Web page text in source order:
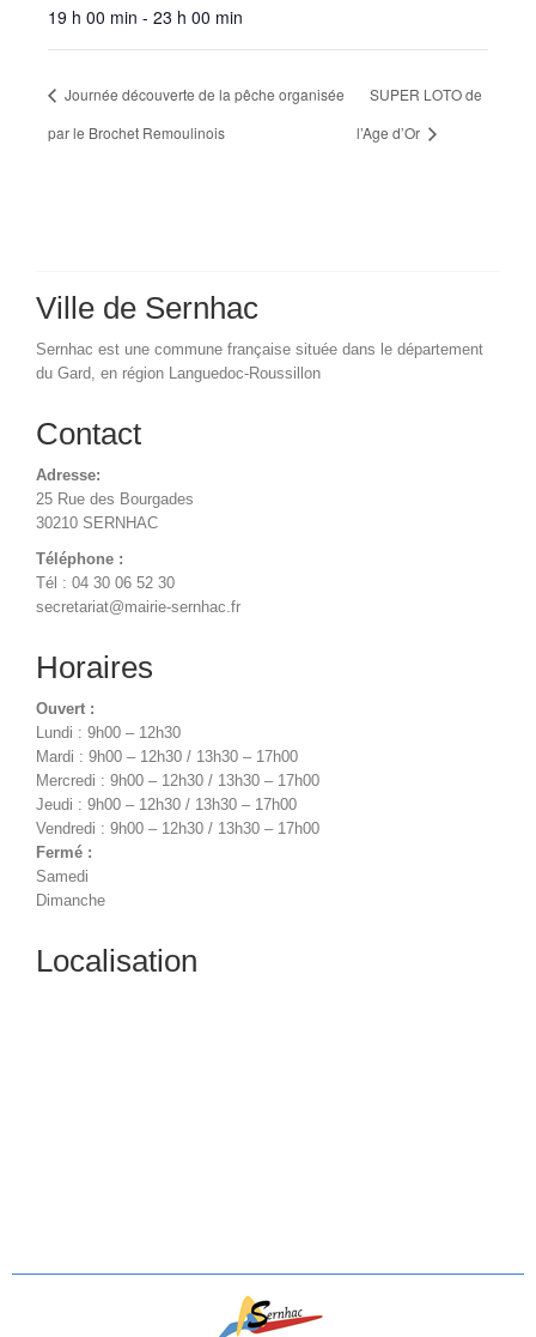
19 h 00 min - 23 h 00 min
Journée découverte de la pêche organisée
par le Brochet Remoulinois
SUPER LOTO de
l’Age d’Or
Ville de Sernhac
Sernhac est une commune française située dans le département
du Gard, en région Languedoc-Roussillon
Contact
Adresse:
25 Rue des Bourgades
30210 SERNHAC
Téléphone :
Tél : 04 30 06 52 30
secretariat@mairie-sernhac.fr
Horaires
Ouvert :
Lundi : 9h00 – 12h30
Mardi : 9h00 – 12h30 / 13h30 – 17h00
Mercredi : 9h00 – 12h30 / 13h30 – 17h00
Jeudi : 9h00 – 12h30 / 13h30 – 17h00
Vendredi : 9h00 – 12h30 / 13h30 – 17h00
Fermé :
Samedi
Dimanche
Localisation